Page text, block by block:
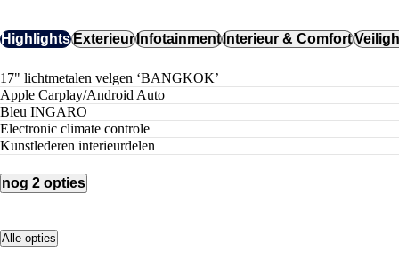
HighlightsExterieurInfotainmentInterieur & Comfort
17" lichtmetalen velgen ‘BANGKOK’
Apple Carplay/Android Auto
Bleu INGARO
electronic climate controle
kunstlederen interieurdelen
nog 2 opties
Alle opties